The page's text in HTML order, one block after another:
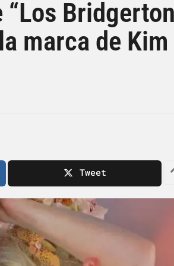
marca de Kim
Tweet